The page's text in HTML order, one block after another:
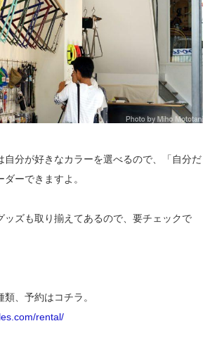
自分が好きなカラーを選べるので、「自分だ
ーできますよ。
ッズも取り揃えてあるので、要チェックで
、予約はコチラ。
rental/